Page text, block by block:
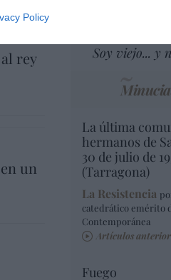
Policy
rey
un
Dios es el
Soy viejo... y
La última
hermanos de
30 de julio de
(Tarragona)
La Resistencia
catedrático emérito
Contemporánea
Artículos
Fuego